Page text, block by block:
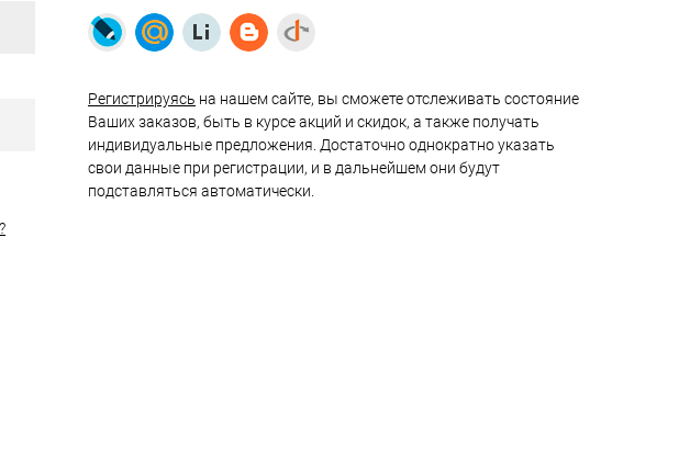
Регистрируясь на нашем сайте, вы сможете отслеживать состояние
Ваших заказов, быть в курсе акций и скидок, а также получать
индивидуальные предложения. Достаточно однократно указать
свои данные при регистрации, и в дальнейшем они будут
подставляться автоматически.